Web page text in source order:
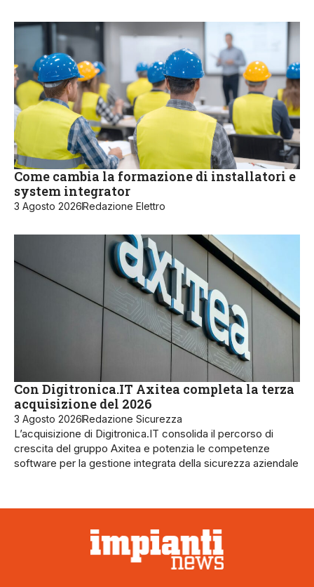
Come cambia la formazione di installatori e
system integrator
3 Agosto 2026Redazione Elettro
Con Digitronica.IT Axitea completa la terza
acquisizione del 2026
3 Agosto 2026Redazione Sicurezza
L’acquisizione di Digitronica.IT consolida il percorso di
crescita del gruppo Axitea e potenzia le competenze
software per la gestione integrata della sicurezza aziendale